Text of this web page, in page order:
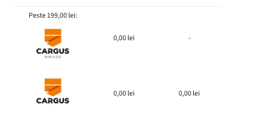
Peste 199,00 lei:
0,00 lei -
0,00 lei 0,00 lei